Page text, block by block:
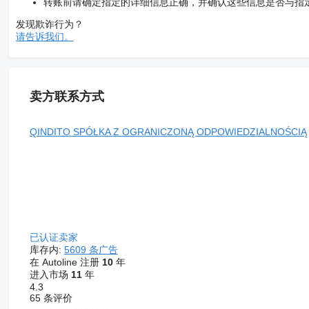
发现欺诈行为？
请告诉我们。
卖方联系方式
QINDITO SPÓŁKA Z OGRANICZONĄ ODPOWIEDZIALNOŚCIĄ
已认证卖家
库存内: 5609 条广告
在 Autoline 注册 10年
进入市场 11年
4.3
65 条评价